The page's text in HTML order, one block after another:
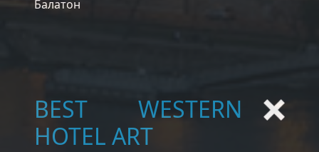
Балатон
BEST WESTERN
HOTEL ART